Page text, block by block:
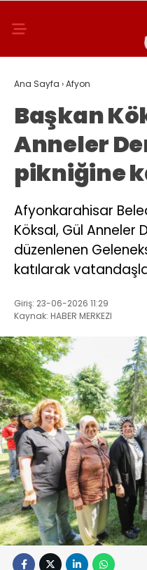
Ana Sayfa ›Afyon
Başkan
Anneler
pikniğine
Afyonkarahisar
Köksal, Gül Anneler
düzenlenen
katılarak
Giriş: 23-06-2026 11:29
Kaynak: HABER MERKEZI